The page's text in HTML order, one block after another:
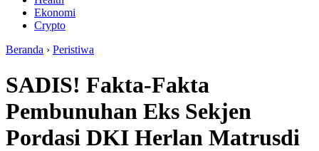
Ekonomi
Crypto
Beranda › Peristiwa
SADIS! Fakta-Fakta
Pembunuhan Eks Sekjen
Pordasi DKI Herlan Matrusdi